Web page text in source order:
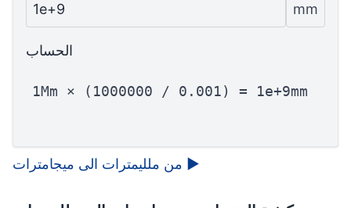
1e+9 mm
الحساب
1Mm × (1000000 / 0.001) = 1e+9mm
من ملليمترات الى ميجامترات ▶